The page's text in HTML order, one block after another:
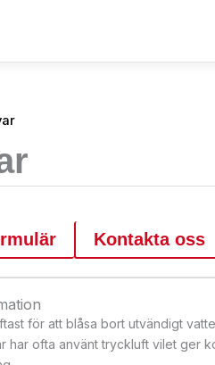
Kontakta oss
för att blåsa bort utvändigt
har ofta använt tryckluft vilet ger